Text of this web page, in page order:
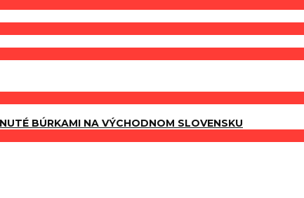
BÚRKAMI NA VÝCHODNOM SLOVENSKU